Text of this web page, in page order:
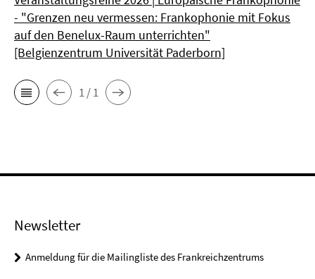
- "Grenzen neu vermessen: Frankophonie mit Fokus
auf den Benelux-Raum unterrichten"
[Belgienzentrum Universität Paderborn]
1 / 1
Newsletter
Anmeldung für die Mailingliste des Frankreichzentrums